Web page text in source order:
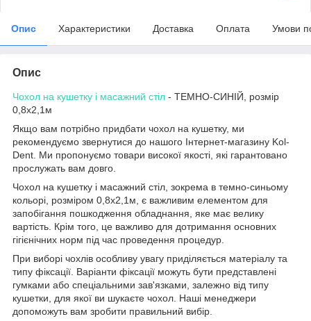
Опис Характеристики Доставка Оплата Умови
Опис
Чохол на кушетку і масажний стіл - ТЕМНО-СИНІЙ, розмір
0,8х2,1м
Якщо вам потрібно придбати чохол на кушетку, ми
рекомендуємо звернутися до нашого Інтернет-магазину Kol-
Dent. Ми пропонуємо товари високої якості, які гарантовано
прослужать вам довго.
Чохол на кушетку і масажний стіл, зокрема в темно-синьому
кольорі, розміром 0,8х2,1м, є важливим елементом для
запобігання пошкодження обладнання, яке має велику
вартість. Крім того, це важливо для дотримання основних
гігієнічних норм під час проведення процедур.
При виборі чохлів особливу увагу приділяється матеріалу та
типу фіксації. Варіанти фіксації можуть бути представлені
гумками або спеціальними зав'язками, залежно від типу
кушетки, для якої ви шукаєте чохол. Наші менеджери
допоможуть вам зробити правильний вибір.